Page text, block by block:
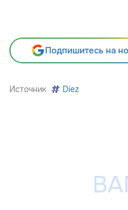
Подпишитесь на
Источник Diez